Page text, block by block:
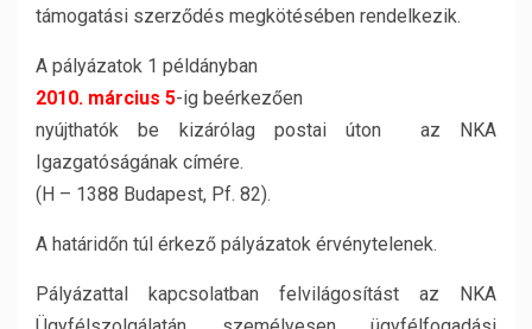
támogatási szerződés megkötésében rendelkezik.
A pályázatok 1 példányban
2010. március 5-ig beérkezően
nyújthatók be kizárólag postai úton az NKA
Igazgatóságának címére.
(H – 1388 Budapest, Pf. 82).
A határidőn túl érkező pályázatok érvénytelenek.
Pályázattal kapcsolatban felvilágosítást az NKA